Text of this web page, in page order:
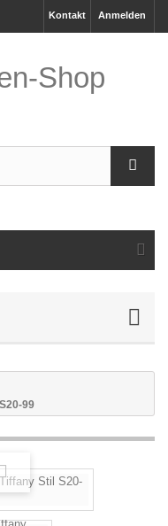
Anmelden
Kontakt
99